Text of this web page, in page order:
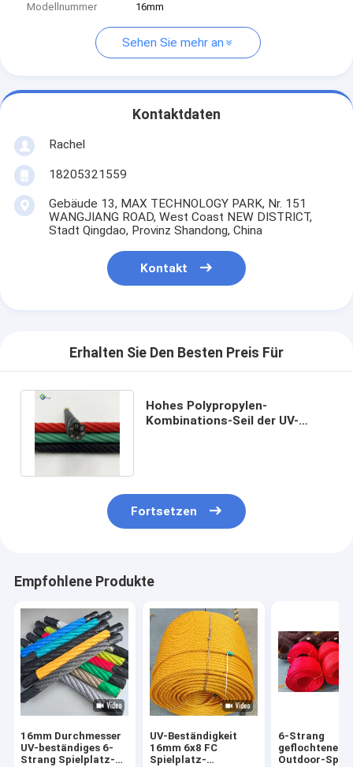
Modellnummer
16mm
Sehen Sie mehr an
Kontaktdaten
Rachel
18205321559
Gebäude 13, MAX TECHNOLOGY PARK, Nr. 151
WANGJIANG ROAD, West Coast NEW DISTRICT,
Stadt Qingdao, Provinz Shandong, China
Kontakt
Erhalten Sie Den Besten Preis Für
Hohes Polypropylen-
Kombinations-Seil der UV-
Fortsetzen
Empfohlene Produkte
16mm Durchmesser
UV-beständiges 6-
Strang Spielplatz-
UV-Beständigkeit
16mm 6x8 FC
Spielplatz-
6-Strang
geflochtenes
Outdoor-